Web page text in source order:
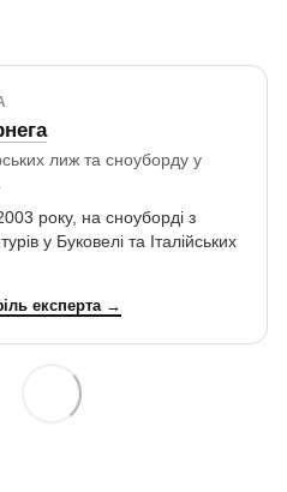
лиж та сноуборду у
року, на сноуборді з
у Буковелі та Італійських
експерта →